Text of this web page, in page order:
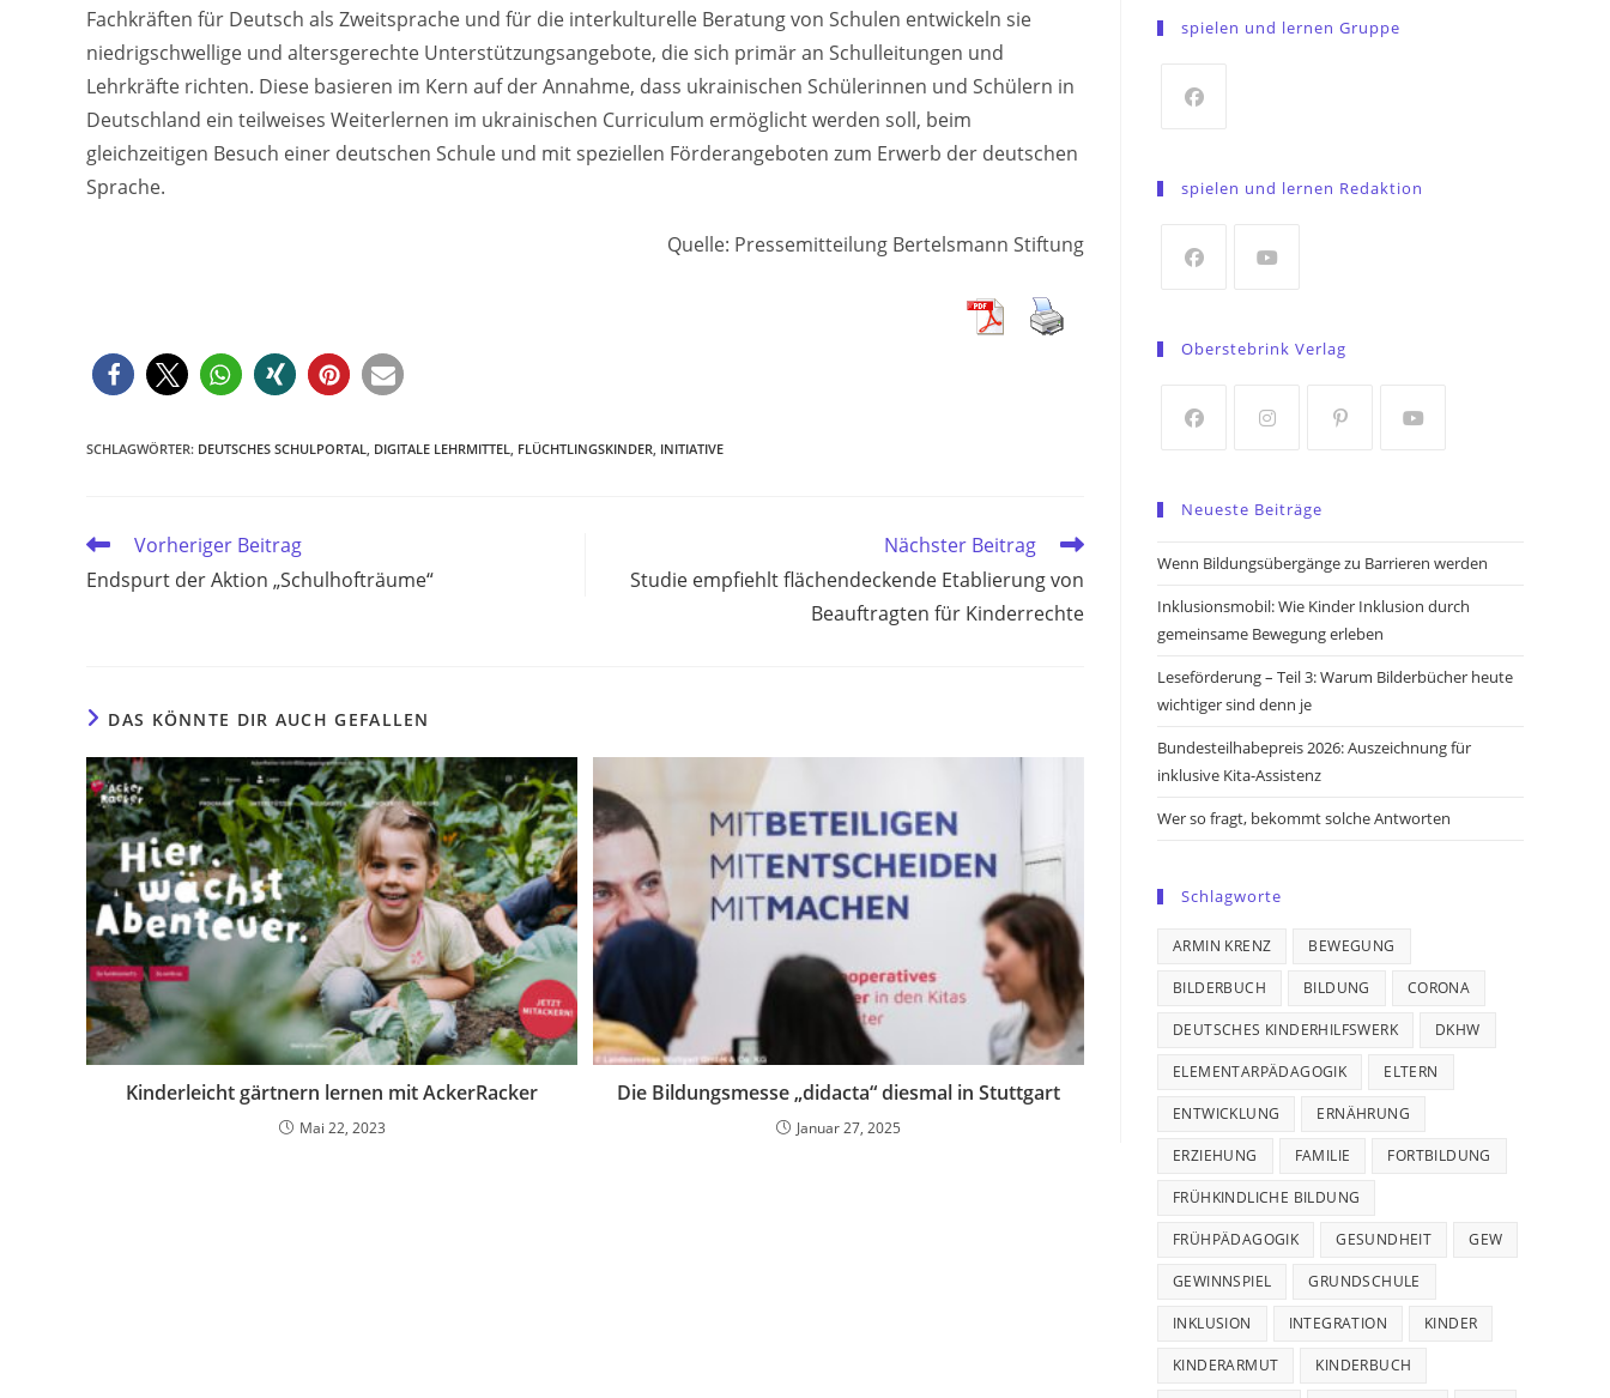
Fachkräften für Deutsch als Zweitsprache und für die interkulturelle Beratung von Schulen entwickeln sie
niedrigschwellige und altersgerechte Unterstützungsangebote, die sich primär an Schulleitungen und
Lehrkräfte richten. Diese basieren im Kern auf der Annahme, dass ukrainischen Schülerinnen und Schülern in
Deutschland ein teilweises Weiterlernen im ukrainischen Curriculum ermöglicht werden soll, beim
gleichzeitigen Besuch einer deutschen Schule und mit speziellen Förderangeboten zum Erwerb der deutschen
Sprache.
Quelle: Pressemitteilung Bertelsmann Stiftung
SCHLAGWÖRTER: DEUTSCHES SCHULPORTAL DIGITALE LEHRMITTEL FLÜCHTLINGSKINDER INITIATIVE
Weitere
ansehen
Vorheriger Beitrag
Endspurt der Aktion „Schulhofträume“
Nächster Beitrag
Studie empfiehlt flächendeckende Etablierung von
Beauftragten für Kinderrechte
DAS KÖNNTE DIR AUCH GEFALLEN
Kinderleicht gärtnern lernen mit AckerRacker
Mai 22, 2023
Die Bildungsmesse „didacta“ diesmal in Stuttgart
Januar 27, 2025
spielen und lernen Gruppe
a
tab
spielen und lernen Redaktion
a
tab
Oberstebrink Verlag
a
new
a
new
new
Neueste Beiträge
Wenn Bildungsübergänge zu Barrieren werden
Inklusionsmobil: Wie Kinder Inklusion durch
gemeinsame Bewegung erleben
Leseförderung – Teil 3: Warum Bilderbücher heute
wichtiger sind denn je
Bundesteilhabepreis 2026: Auszeichnung für
inklusive Kita-Assistenz
Wer so fragt, bekommt solche Antworten
Schlagworte
ARMIN KRENZ BEWEGUNG
BILDERBUCH BILDUNG CORONA
DEUTSCHES KINDERHILFSWERK DKHW
ELEMENTARPÄDAGOGIK ELTERN
ENTWICKLUNG ERNÄHRUNG
ERZIEHUNG FAMILIE FORTBILDUNG
FRÜHKINDLICHE BILDUNG
FRÜHPÄDAGOGIK GESUNDHEIT GEW
GEWINNSPIEL GRUNDSCHULE
INKLUSION INTEGRATION KINDER
KINDERARMUT KINDERBUCH